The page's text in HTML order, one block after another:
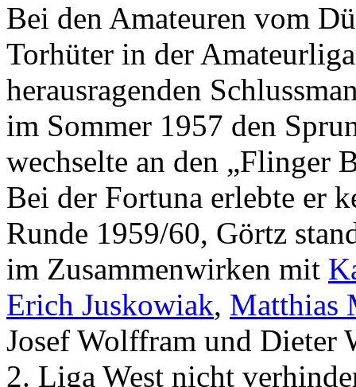
Bei den Amateuren vom
Torhüter in der
herausragenden
im Sommer 1957 den
wechselte an den „Flinger
Bei der Fortuna erlebte er
Runde 1959/60, Görtz
im Zusammenwirken mit
Erich Juskowiak, Matthias
Josef Wolffram und Dieter
2. Liga West nicht